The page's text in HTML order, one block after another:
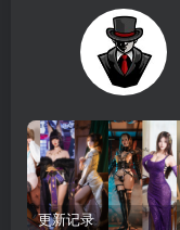
更新记录